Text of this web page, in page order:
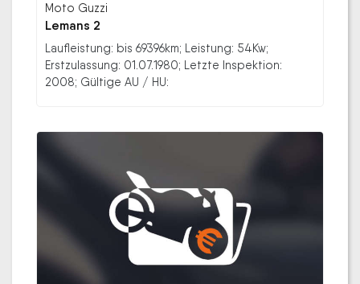
Moto Guzzi
Lemans 2
Laufleistung: bis 69396km; Leistung: 54Kw;
Erstzulassung: 01.07.1980; Letzte Inspektion:
2008; Gültige AU / HU: